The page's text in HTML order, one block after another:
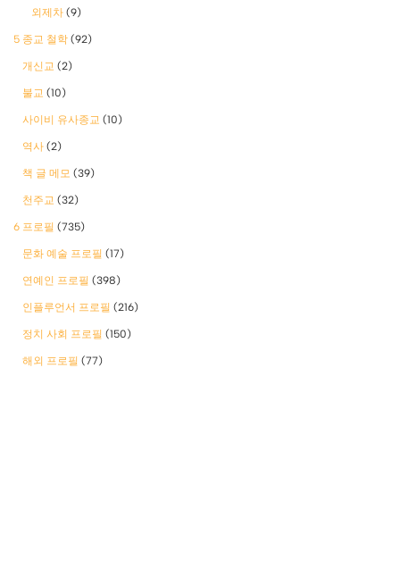
외제차 (9)
5 종교 철학 (92)
개신교 (2)
불교 (10)
사이비 유사종교 (10)
역사 (2)
책 글 메모 (39)
천주교 (32)
6 프로필 (735)
문화 예술 프로필 (17)
연예인 프로필 (398)
인플루언서 프로필 (216)
정치 사회 프로필 (150)
해외 프로필 (77)